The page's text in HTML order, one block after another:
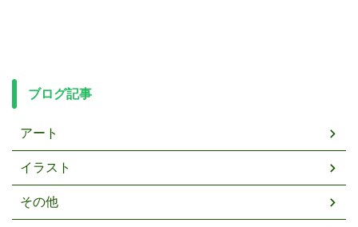
ブログ記事
アート
イラスト
その他